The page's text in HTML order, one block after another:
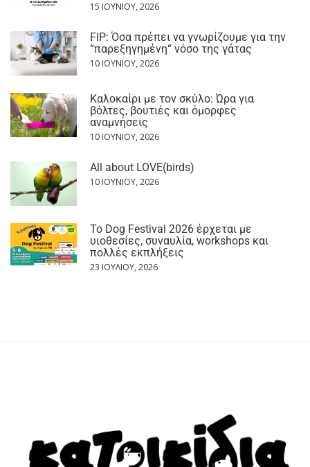
15 ΙΟΥΝΊΟΥ, 2026
FIP: Όσα πρέπει να γνωρίζουμε για την
“παρεξηγημένη“ νόσο της γάτας
10 ΙΟΥΝΊΟΥ, 2026
Καλοκαίρι με τον σκύλο: Ώρα για
βόλτες, βουτιές και όμορφες
αναμνήσεις
10 ΙΟΥΝΊΟΥ, 2026
All about LOVE(birds)
10 ΙΟΥΝΊΟΥ, 2026
Το Dog Festival 2026 έρχεται με
υιοθεσίες, συναυλία, workshops και
πολλές εκπλήξεις
23 ΙΟΥΛΊΟΥ, 2026